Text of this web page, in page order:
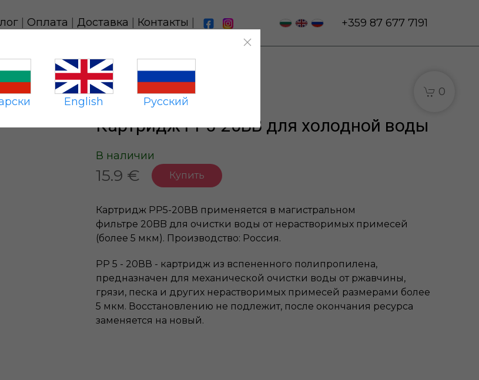
English Русский
Оплата Доставка Контакты +359 87 677 7191
0
холодной воды
Картридж PP5-20BB для холодной воды
В наличии
15.9 € Купить
Картридж PP5-20ВВ применяется в магистральном
фильтре 20BB для очистки воды от нерастворимых примесей
(более 5 мкм). Производство: Россия.
PP 5 - 20ВВ - картридж из вспененного полипропилена,
предназначен для механической очистки воды от ржавчины,
грязи, песка и других нерастворимых примесей размерами более
5 мкм. Восстановлению не подлежит, после окончания ресурса
заменяется на новый.